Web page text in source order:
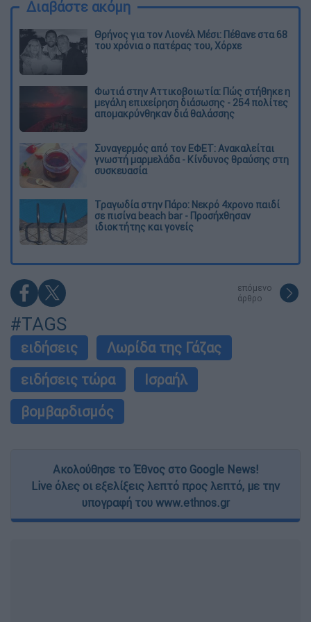
Διαβάστε ακόμη
Θρήνος για τον Λιονέλ Μέσι: Πέθανε στα 68
του χρόνια ο πατέρας του, Χόρχε
Φωτιά στην Αττικοβοιωτία: Πώς στήθηκε η
μεγάλη επιχείρηση διάσωσης - 254 πολίτες
απομακρύνθηκαν διά θαλάσσης
Συναγερμός από τον ΕΦΕΤ: Ανακαλείται
γνωστή μαρμελάδα - Κίνδυνος θραύσης στη
συσκευασία
Τραγωδία στην Πάρο: Νεκρό 4χρονο παιδί
σε πισίνα beach bar - Προσήχθησαν
ιδιοκτήτης και γονείς
επόμενο
άρθρο
#TAGS
ειδήσεις
Λωρίδα της Γάζας
ειδήσεις τώρα
Ισραήλ
βομβαρδισμός
Ακολούθησε το Έθνος στο Google News!
Live όλες οι εξελίξεις λεπτό προς λεπτό, με την
υπογραφή του www.ethnos.gr